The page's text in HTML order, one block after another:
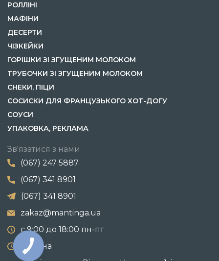
РОЛЛІНІ
МАФІНИ
ДЕСЕРТИ
ЧІЗКЕЙКИ
ГОРІШКИ ЗІ ЗГУЩЕНИМ МОЛОКОМ
ТРУБОЧКИ ЗІ ЗГУЩЕНИМ МОЛОКОМ
СНЕКИ, ПІЦИ
СОСИСКИ ДЛЯ ФРАНЦУЗЬКОГО ХОТ-ДОГУ
СОУСИ
УПАКОВКА, РЕКЛАМА
Зв'язатися з нами
(067) 247 5887
(067) 341 8901
(067) 341 8901
zakaz@mantinga.ua
с 9:00 до 18:00 пн-пт
Україна